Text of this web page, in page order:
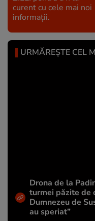
curent cu cele mai noi
informații.
URMĂREȘTE CEL
Drona de la
turmei păzite de
Dumnezeu de
au speriat”